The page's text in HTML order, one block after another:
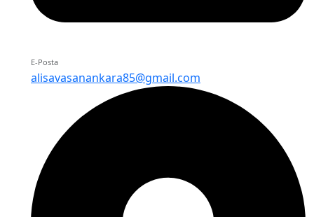
E-Posta
alisavasanankara85@gmail.com